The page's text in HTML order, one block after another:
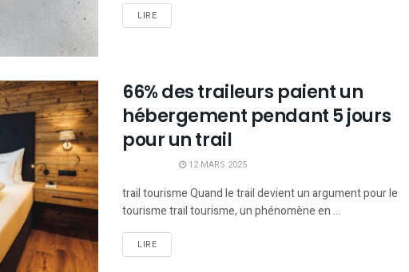
LIRE
66% des traileurs paient un
hébergement pendant 5 jours
pour un trail
12 MARS 2025
trail tourisme Quand le trail devient un argument pour le
tourisme trail tourisme, un phénomène en ...
LIRE